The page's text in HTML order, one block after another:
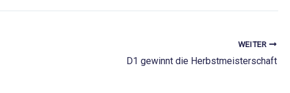
WEITER
D1 gewinnt die Herbstmeisterschaft